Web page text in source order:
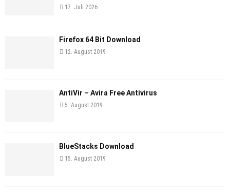
17. Juli 2026
Firefox 64 Bit Download
12. August 2019
AntiVir – Avira Free Antivirus
5. August 2019
BlueStacks Download
15. August 2019